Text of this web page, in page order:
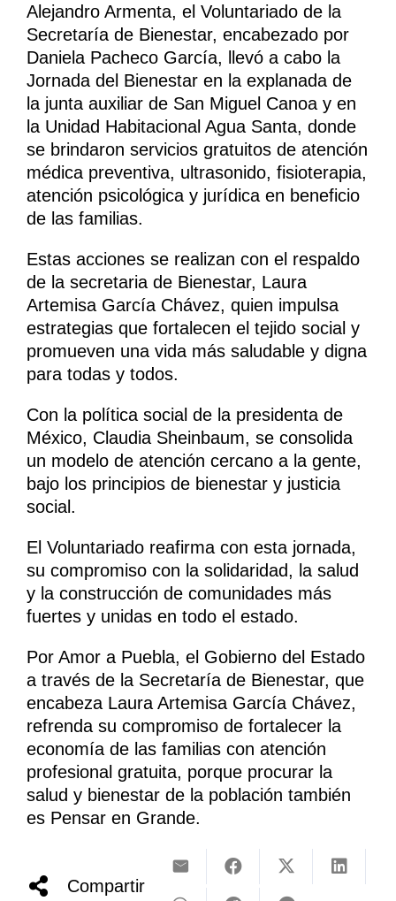
Alejandro Armenta, el Voluntariado de la
Secretaría de Bienestar, encabezado por
Daniela Pacheco García, llevó a cabo la
Jornada del Bienestar en la explanada de
la junta auxiliar de San Miguel Canoa y en
la Unidad Habitacional Agua Santa, donde
se brindaron servicios gratuitos de atención
médica preventiva, ultrasonido, fisioterapia,
atención psicológica y jurídica en beneficio
de las familias.
Estas acciones se realizan con el respaldo
de la secretaria de Bienestar, Laura
Artemisa García Chávez, quien impulsa
estrategias que fortalecen el tejido social y
promueven una vida más saludable y digna
para todas y todos.
Con la política social de la presidenta de
México, Claudia Sheinbaum, se consolida
un modelo de atención cercano a la gente,
bajo los principios de bienestar y justicia
social.
El Voluntariado reafirma con esta jornada,
su compromiso con la solidaridad, la salud
y la construcción de comunidades más
fuertes y unidas en todo el estado.
Por Amor a Puebla, el Gobierno del Estado
a través de la Secretaría de Bienestar, que
encabeza Laura Artemisa García Chávez,
refrenda su compromiso de fortalecer la
economía de las familias con atención
profesional gratuita, porque procurar la
salud y bienestar de la población también
es Pensar en Grande.
Compartir